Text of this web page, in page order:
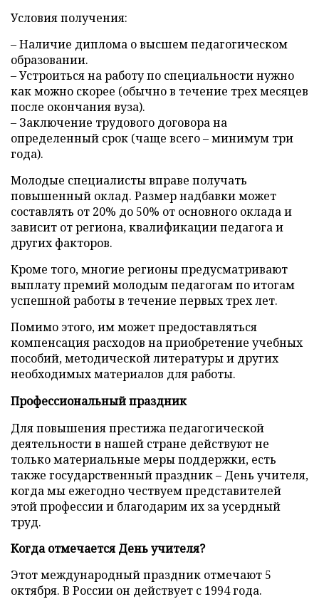
Условия получения:
– Наличие диплома о высшем педагогическом
образовании.
– Устроиться на работу по специальности нужно
как можно скорее (обычно в течение трех месяцев
после окончания вуза).
– Заключение трудового договора на
определенный срок (чаще всего – минимум три
года).
Молодые специалисты вправе получать
повышенный оклад. Размер надбавки может
составлять от 20% до 50% от основного оклада и
зависит от региона, квалификации педагога и
других факторов.
Кроме того, многие регионы предусматривают
выплату премий молодым педагогам по итогам
успешной работы в течение первых трех лет.
Помимо этого, им может предоставляться
компенсация расходов на приобретение учебных
пособий, методической литературы и других
необходимых материалов для работы.
Профессиональный праздник
Для повышения престижа педагогической
деятельности в нашей стране действуют не
только материальные меры поддержки, есть
также государственный праздник – День учителя,
когда мы ежегодно чествуем представителей
этой профессии и благодарим их за усердный
труд.
Когда отмечается День учителя?
Этот международный праздник отмечают 5
октября. В России он действует с 1994 года.